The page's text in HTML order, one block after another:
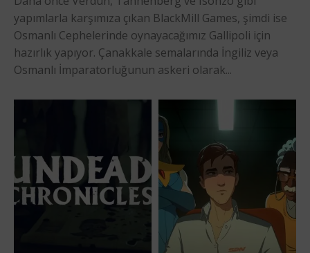
yapımlarla karşımıza çıkan BlackMill Games, şimdi ise
Osmanlı Cephelerinde oynayacağımız Gallipoli için
hazırlık yapıyor. Çanakkale semalarında İngiliz veya
Osmanlı İmparatorluğunun askeri olarak...